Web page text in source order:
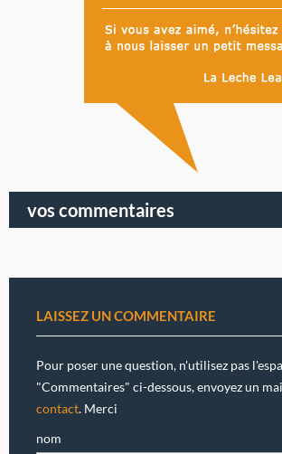
vos commentaires
LAISSEZ UN COMMENTAIRE
Pour poser une question, n'utilisez pas
"Commentaires" ci-dessous, envoyez un
contact. Merci
nom